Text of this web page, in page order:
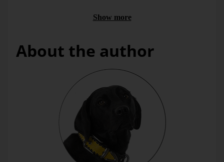
change. You read the magnitude from the numbers.
Monday, 15. April 2013
Show more
About the author